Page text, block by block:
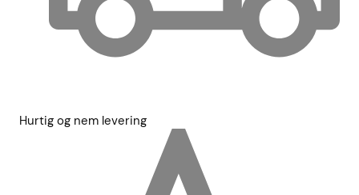
Hurtig og nem levering